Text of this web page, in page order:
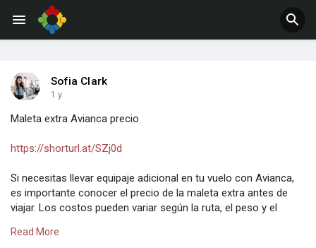
Sofia Clark
1 y
Maleta extra Avianca precio
https://shorturl.at/SZj0d
Si necesitas llevar equipaje adicional en tu vuelo con Avianca,
es importante conocer el precio de la maleta extra antes de
viajar. Los costos pueden variar según la ruta, el peso y el
directamente en el sitio web oficial de Avianca para obtener
Read More